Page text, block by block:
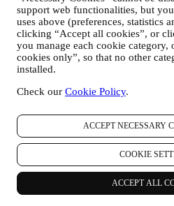
support web functionalities, but
uses above (preferences, statistics
clicking “Accept all cookies”, or
you manage each cookie category,
cookies only”, so that no other
installed.
Check our Cookie Policy.
ACCEPT NECESSARY
COOKIE
ACCEPT ALL